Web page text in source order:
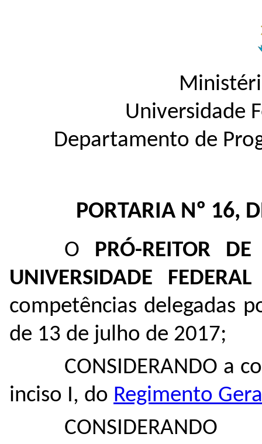
Universidade
Departamento de
PORTARIA Nº 16,
O PRÓ-REITOR
UNIVERSIDADE
competências delegadas
de 13 de julho de 2017;
CONSIDERANDO a
inciso I, do Regimento